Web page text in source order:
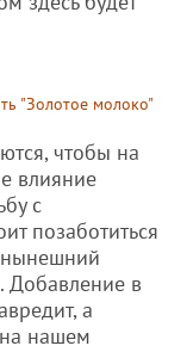
"Золотое молоко"
чтобы на
влияние
с
позаботиться
нынешний
Добавление в
а
нашем